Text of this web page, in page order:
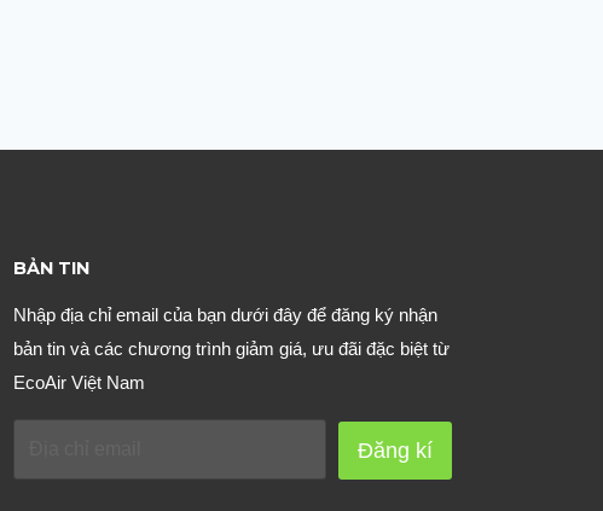
BẢN TIN
Nhập địa chỉ email của bạn dưới đây để đăng ký nhận
bản tin và các chương trình giảm giá, ưu đãi đặc biệt từ
EcoAir Việt Nam
Đăng kí